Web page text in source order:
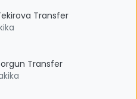
Transfer
Transfer